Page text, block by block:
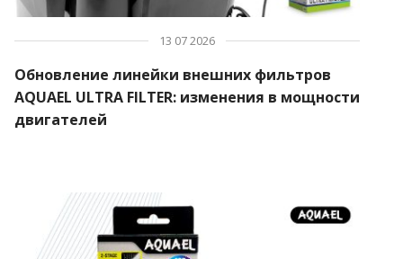
13 07 2026
Обновление линейки внешних фильтров
AQUAEL ULTRA FILTER: изменения в мощности
двигателей